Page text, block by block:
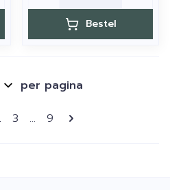
Bestel
Pagina's
momenteel pagina
Pagina
3 ... Pagina
9
per pagina